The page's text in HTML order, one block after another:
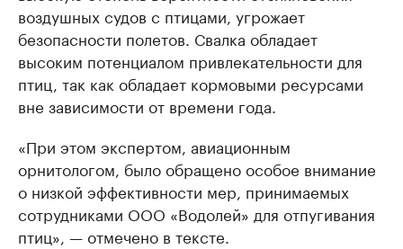
воздушных судов с птицами, угрожает
безопасности полетов. Свалка обладает
высоким потенциалом привлекательности для
птиц, так как обладает кормовыми ресурсами
вне зависимости от времени года.
«При этом экспертом, авиационным
орнитологом, было обращено особое внимание
о низкой эффективности мер, принимаемых
сотрудниками ООО «Водолей» для отпугивания
птиц», — отмечено в тексте.